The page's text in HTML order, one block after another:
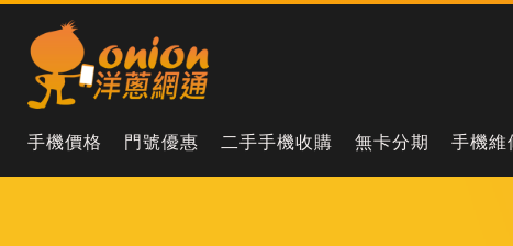
手機價格 門號優惠 二手手機收購 無卡分期 手機維